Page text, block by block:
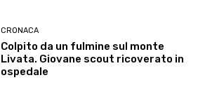
CRONACA
Colpito da un fulmine sul monte
Livata. Giovane scout ricoverato in
ospedale